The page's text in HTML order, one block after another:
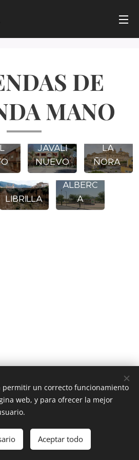
DE
MANO
JAVALI
NUEVO
LA
ÑORA
LIBRILLA
LA
ALBERC
A
Cookies
permitir un correcto funcionamiento
web, y para ofrecer la mejor
Aceptar todo